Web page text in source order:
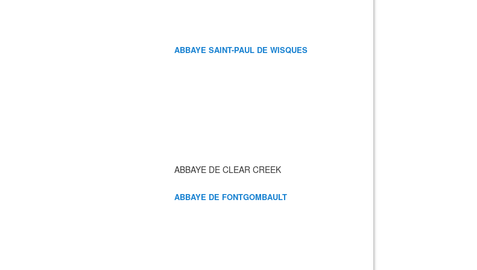
ABBAYE SAINT-PAUL DE WISQUES
ABBAYE DE CLEAR CREEK
ABBAYE DE FONTGOMBAULT